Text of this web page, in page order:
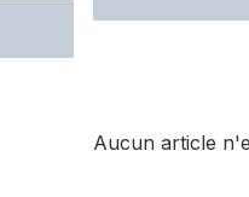
Aucun article